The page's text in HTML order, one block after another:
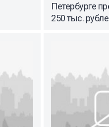
Петербурге
250 тыс.